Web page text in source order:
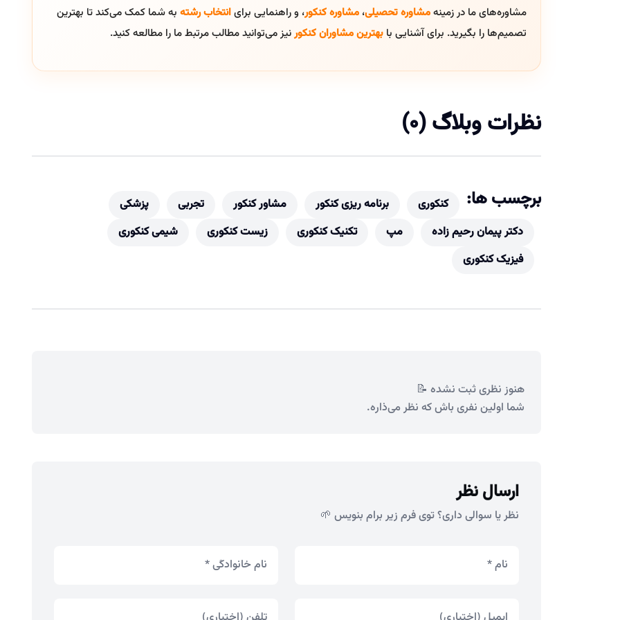
مشاوره‌های ما در زمینهمشاوره تحصیلی، مشاوره کنکور، و راهنمایی برایانتخاب رشته به شما کمک می‌کند تا بهترین
تصمیم‌ها را بگیرید. برای آشنایی با بهترین مشاوران کنکورنیز می‌توانید مطالب مرتبط ما را مطالعه کنید.
نظرات وبلاگ (0)
برچسب ها: کنکوری برنامه ریزی کنکور مشاور کنکور تجربی
پزشکی
دکتر پیمان رحیم زاده
مپ تکنیک کنکوری زیست کنکوری
شیمی کنکوری
فیزیک کنکوری
هنوز نظری ثبت نشده 📝
شما اولین نفری باش که نظر می‌ذاره.
ارسال نظر
نظر یا سوالی داری؟ توی فرم زیر برام بنویس 🌱